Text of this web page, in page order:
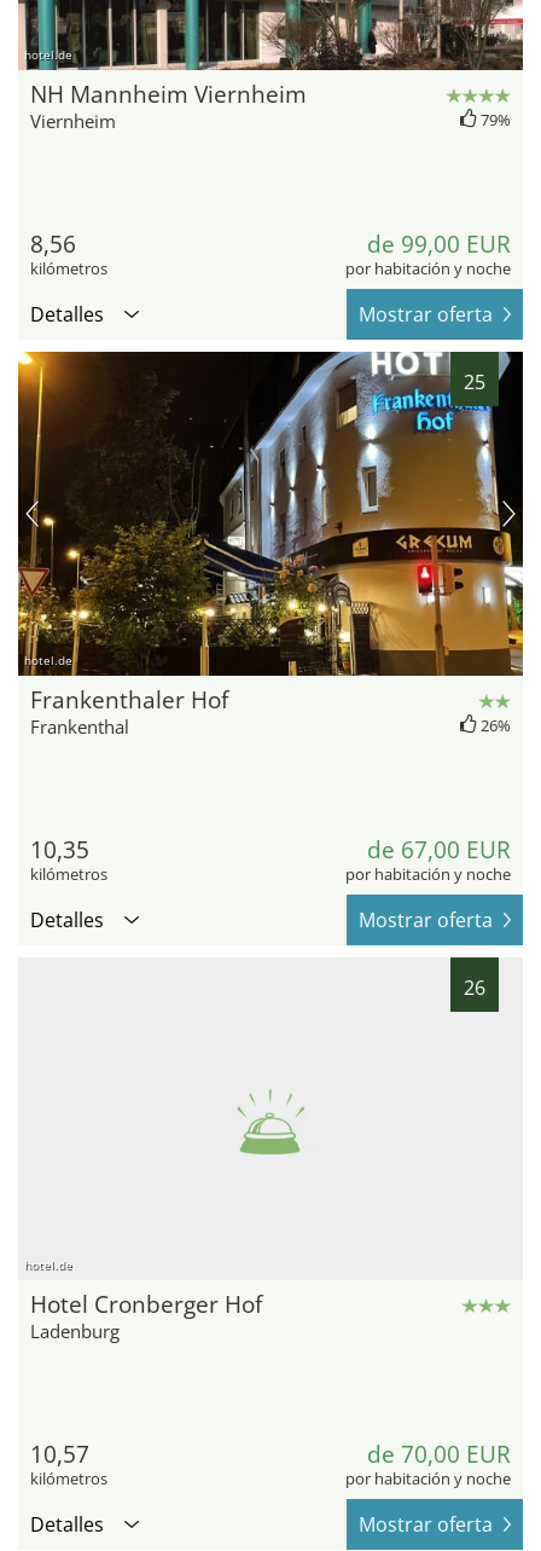
hotel.de
NH Mannheim Viernheim
Viernheim 79%
8,56
kilómetros
de 99,00 EUR
por habitación y noche
Detalles Mostrar oferta
25
hotel.de
Frankenthaler Hof
Frankenthal 26%
10,35
kilómetros
de 67,00 EUR
por habitación y noche
Detalles Mostrar oferta
26
hotel.de
Hotel Cronberger Hof
Ladenburg
10,57
kilómetros
de 70,00 EUR
por habitación y noche
Detalles Mostrar oferta